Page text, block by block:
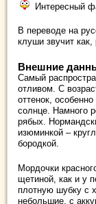
Интересный
В переводе на
клуши звучит как,
Внешние
Самый
отливом. С
оттенок,
солнце. Намного
рябых.
изюминкой –
бородкой.
Мордочки
щетиной, как и у
плотную шубку с
небольшие, с